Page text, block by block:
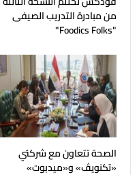
من مبادرة التدريب الصيفى
"Foodics Folks"
الصحة تتعاون مع شركتي
«تكنويڤ» و«ميدبوت»